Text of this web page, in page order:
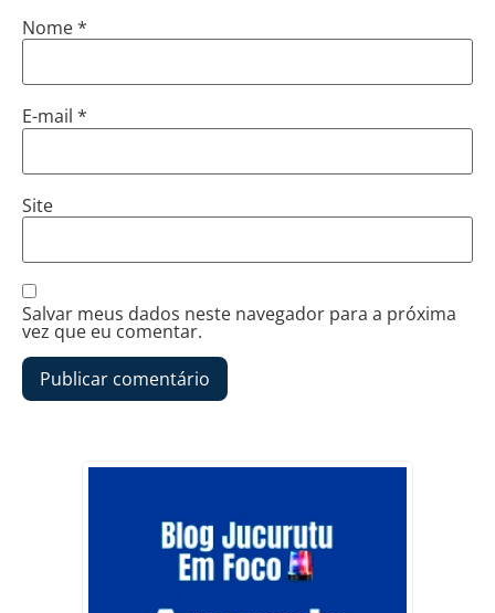
Nome*
E-mail *
Site
Salvar meus dados neste navegador para a próxima
vez que eu comentar.